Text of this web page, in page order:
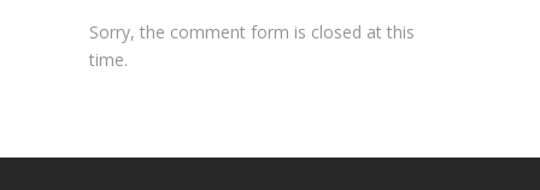
Sorry, the comment form is closed at this
time.